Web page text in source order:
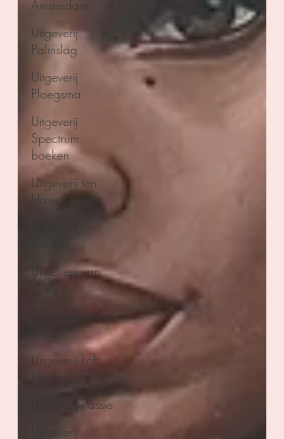
Amsterdam
Uitgeverij
Palmslag
Uitgeverij
Ploegsma
Uitgeverij
Spectrum
boeken
Uitgeverij ten
Have
Uitgeverij van
Goor
Uitgeverij Sisters
Uitgeverij Loft
Books
Uitgeverij Passie
Uitgeverij